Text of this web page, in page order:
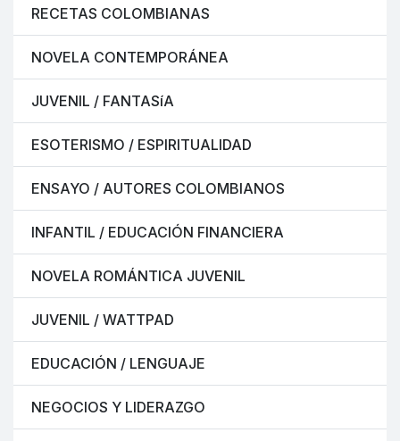
RECETAS COLOMBIANAS
NOVELA CONTEMPORÁNEA
JUVENIL / FANTASíA
ESOTERISMO / ESPIRITUALIDAD
ENSAYO / AUTORES COLOMBIANOS
INFANTIL / EDUCACIÓN FINANCIERA
NOVELA ROMÁNTICA JUVENIL
JUVENIL / WATTPAD
EDUCACIÓN / LENGUAJE
NEGOCIOS Y LIDERAZGO